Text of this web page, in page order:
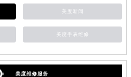
美度新闻
美度手表维修
美度维修服务